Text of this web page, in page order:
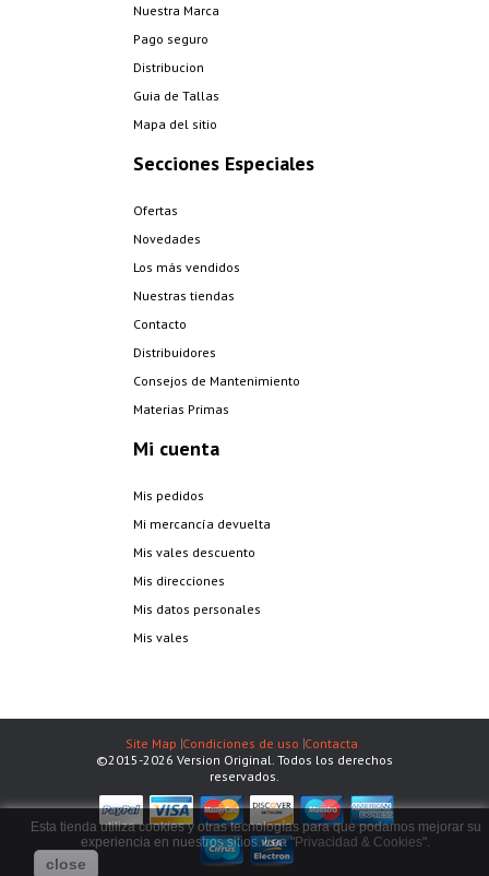
Nuestra Marca
Pago seguro
Distribucion
Guia de Tallas
Mapa del sitio
Secciones Especiales
Ofertas
Novedades
Los más vendidos
Nuestras tiendas
Contacto
Distribuidores
Consejos de Mantenimiento
Materias Primas
Mi cuenta
Mis pedidos
Mi mercancía devuelta
Mis vales descuento
Mis direcciones
Mis datos personales
Mis vales
Esta tienda utiliza cookies y otras tecnologías para que podamos mejorar su
experiencia en nuestros sitios. Lea "Privacidad & Cookies".
close
Site Map Condiciones de uso Contacta
©2015-2026 Version Original. Todos los derechos
reservados.